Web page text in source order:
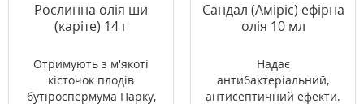
Рослинна олія ши
(каріте) 14 г
Отримують з м'якоті
кісточок плодів
бутіроспермума Парку,
Сандал (Аміріс) ефірна
олія 10 мл
Надає
антибактеріальний,
антисептичний ефекти.